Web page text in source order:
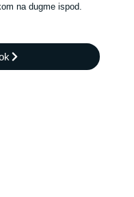
na dugme ispod.